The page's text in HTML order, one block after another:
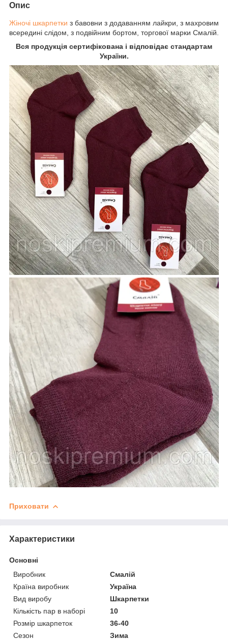
Опис
Жіночі шкарпетки з бавовни з додаванням лайкри, з махровим
всередині слідом, з подвійним бортом, торгової марки Смалій.
Вся продукція сертифікована і відповідає стандартам
України.
Приховати
Характеристики
Основні
Виробник
Смалій
Країна виробник
Україна
Вид виробу
Шкарпетки
Кількість пар в наборі
10
Розмір шкарпеток
36-40
Сезон
Зима